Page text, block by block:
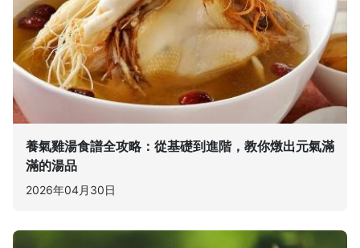
養氣雞湯食譜全攻略：從基礎到進階，教你燉出元氣滿
滿的湯品
2026年04月30日